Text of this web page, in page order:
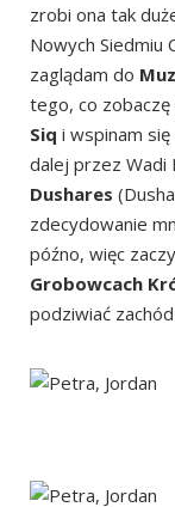
zrobi ona tak
Nowych Siedmiu
zaglądam do
tego, co
Siq i wspinam się
dalej przez Wadi
Dushares
zdecydowanie
późno, więc
Grobowcach
podziwiać zachód